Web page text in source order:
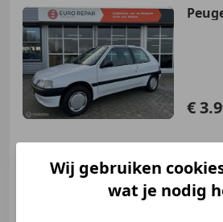
€
01/1994 149.363 km Benzine
Wij gebruiken
wat je nodig